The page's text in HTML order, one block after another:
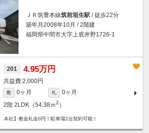
ＪＲ筑豊本線筑前垣生駅 / 徒歩22分
築年月2008年10月 / 2階建
福岡県中間市大字上底井野1726-1
201 4.95万円
2,000円
敷 0ヶ月 礼
0ヶ月
2階 2LDK（54.38ｍ2 ）
本社】敷金礼金0円！駐車場2台契約可能！